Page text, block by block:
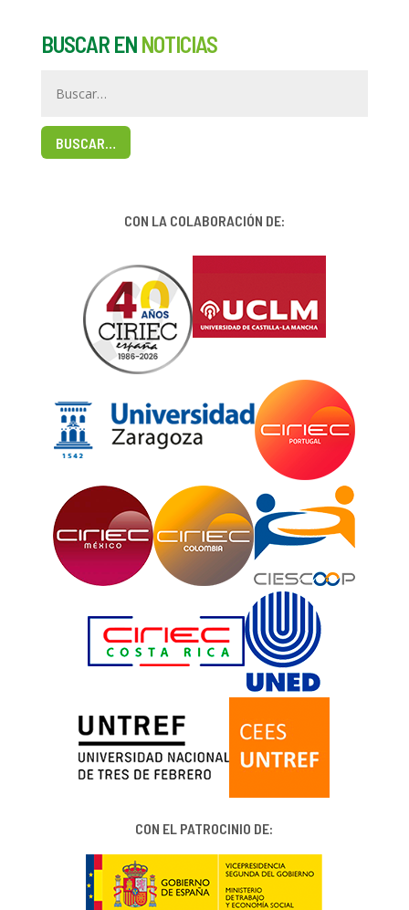
BUSCAR EN NOTICIAS
BUSCAR…
CON LA COLABORACIÓN DE:
CON EL PATROCINIO DE: